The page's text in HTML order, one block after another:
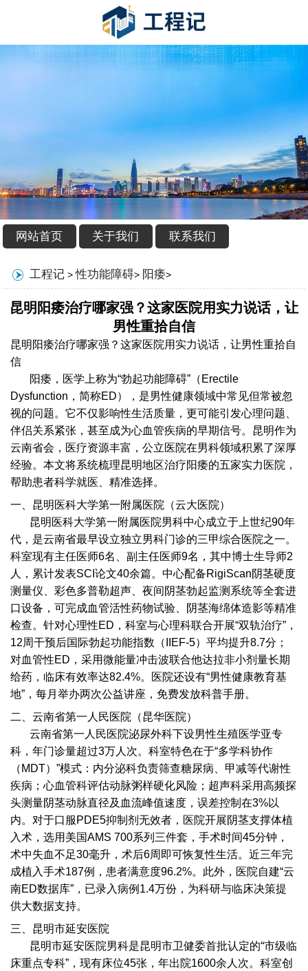
网站首页 关于我们 联系我们
工程记 >性功能障碍> 阳痿>
昆明阳痿治疗哪家强？这家医院用实力说话，让
男性重拾自信
昆明阳痿治疗哪家强？这家医院用实力说话，让男性重拾自
信
阳痿，医学上称为“勃起功能障碍”（Erectile
Dysfunction，简称ED），是男性健康领域中常见但常被忽
视的问题。它不仅影响性生活质量，更可能引发心理问题、
伴侣关系紧张，甚至成为心血管疾病的早期信号。昆明作为
云南省会，医疗资源丰富，公立医院在男科领域积累了深厚
经验。本文将系统梳理昆明地区治疗阳痿的五家实力医院，
帮助患者科学就医、精准选择。
一、昆明医科大学第一附属医院（云大医院）
昆明医科大学第一附属医院男科中心成立于上世纪90年
代，是云南省最早设立独立男科门诊的三甲综合医院之一。
科室现有主任医师6名、副主任医师9名，其中博士生导师2
人，累计发表SCI论文40余篇。中心配备RigiScan阴茎硬度
测量仪、彩色多普勒超声、夜间阴茎勃起监测系统等全套进
口设备，可完成血管活性药物试验、阴茎海绵体造影等精准
检查。针对心理性ED，科室与心理科联合开展“双轨治疗”，
12周干预后国际勃起功能指数（IIEF-5）平均提升8.7分；
对血管性ED，采用微能量冲击波联合他达拉非小剂量长期
给药，临床有效率达82.4%。医院还设有“男性健康教育基
地”，每月举办两次公益讲座，免费发放科普手册。
二、云南省第一人民医院（昆华医院）
云南省第一人民医院泌尿外科下设男性生殖医学亚专
科，年门诊量超过3万人次。科室特色在于“多学科协作
（MDT）”模式：内分泌科负责筛查糖尿病、甲减等代谢性
疾病；心血管科评估动脉粥样硬化风险；超声科采用高频探
头测量阴茎动脉直径及血流峰值速度，误差控制在3%以
内。对于口服PDE5抑制剂无效者，医院开展阴茎支撑体植
入术，选用美国AMS 700系列三件套，手术时间45分钟，
术中失血不足30毫升，术后6周即可恢复性生活。近三年完
成植入手术187例，患者满意度96.2%。此外，医院自建“云
南ED数据库”，已录入病例1.4万份，为科研与临床决策提
供大数据支持。
三、昆明市延安医院
昆明市延安医院男科是昆明市卫健委首批认定的“市级临
床重点专科”，现有床位45张，年出院1600余人次。科室创